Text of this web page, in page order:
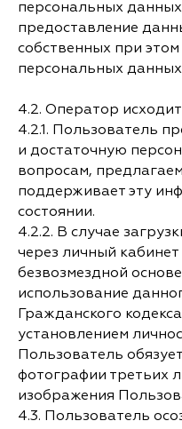
персональных
предоставление
собственных при этом
персональных
4.2. Оператор исходит
4.2.1. Пользователь
и достаточную
вопросам,
поддерживает эту
состоянии.
4.2.2. В случае
через личный
безвозмездной
использование
Гражданского
установлением
Пользователь
фотографии третьих
изображения
4.3. Пользователь